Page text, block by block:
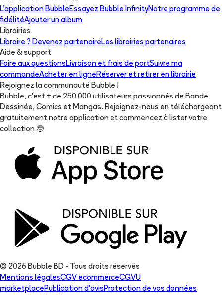
L'application Bubble Essayez Bubble InfinityNotre programme de
fidélitéAjouter un album
Librairies
Libraire ? Devenez partenaire Les librairies partenaires
Aide & support
Foire aux questions Livraison et frais de portSuivre ma
commandeAcheter en ligne Réserver et retirer en librairie
Rejoignez la communauté Bubble !
Bubble, c'est + de 250 000 utilisateurs passionnés de Bande
Dessinée, Comics et Mangas. Rejoignez-nous en téléchargeant
gratuitement notre application et commencez à lister votre
collection 🤓
© 2026 Bubble BD - Tous droits réservés
Mentions légalesCGV ecommerceCGVU
marketplace Publication d'avis Protection de vos données